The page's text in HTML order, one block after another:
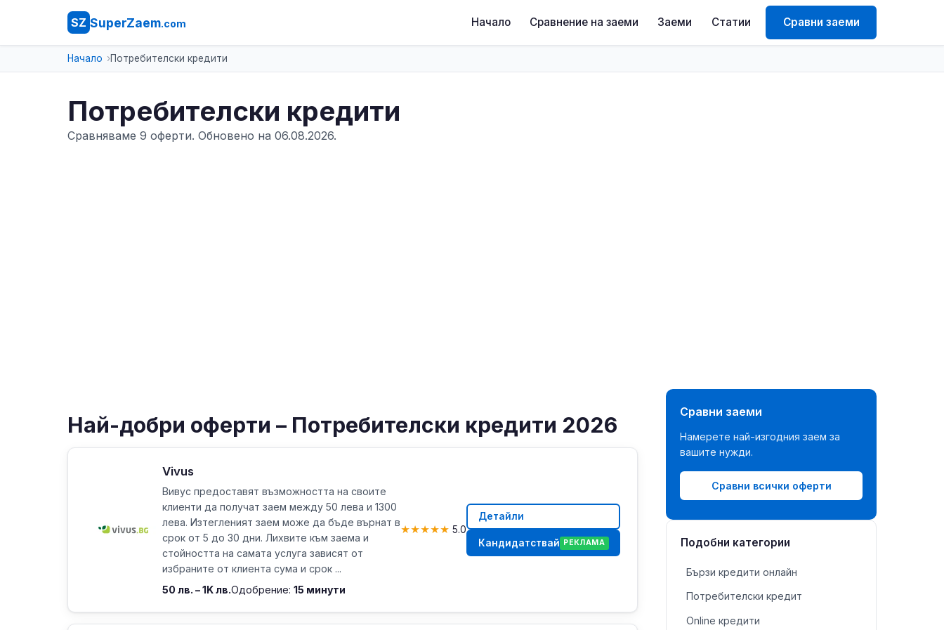
SZ SuperZaem.com Начало Сравнение на заеми Заеми Статии Сравни заеми
Начало Потребителски кредити
Потребителски кредити
Сравняваме 9 оферти. Обновено на 06.08.2026.
Най-добри оферти – Потребителски кредити 2026
Vivus
Вивус предоставят възможността на своите
клиенти да получат заем между 50 лева и 1300
лева. Изтегленият заем може да бъде върнат в
срок от 5 до 30 дни. Лихвите към заема и
стойността на самата услуга зависят от
избраните от клиента сума и срок ...
50 лв. – 1K лв.Одобрение: 15 минути
★★★★★ 5.0
Детайли
Кандидатствай РЕКЛАМА
Сравни заеми
Намерете най-изгодния заем за
вашите нужди.
Сравни всички оферти
Подобни категории
Бързи кредити онлайн
Потребителски кредит
Online кредити